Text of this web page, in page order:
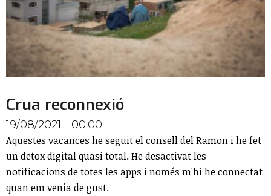
Crua reconnexió
19/08/2021 - 00:00
Aquestes vacances he seguit el consell del Ramon i he fet
un detox digital quasi total. He desactivat les
notificacions de totes les apps i només m'hi he connectat
quan em venia de gust.